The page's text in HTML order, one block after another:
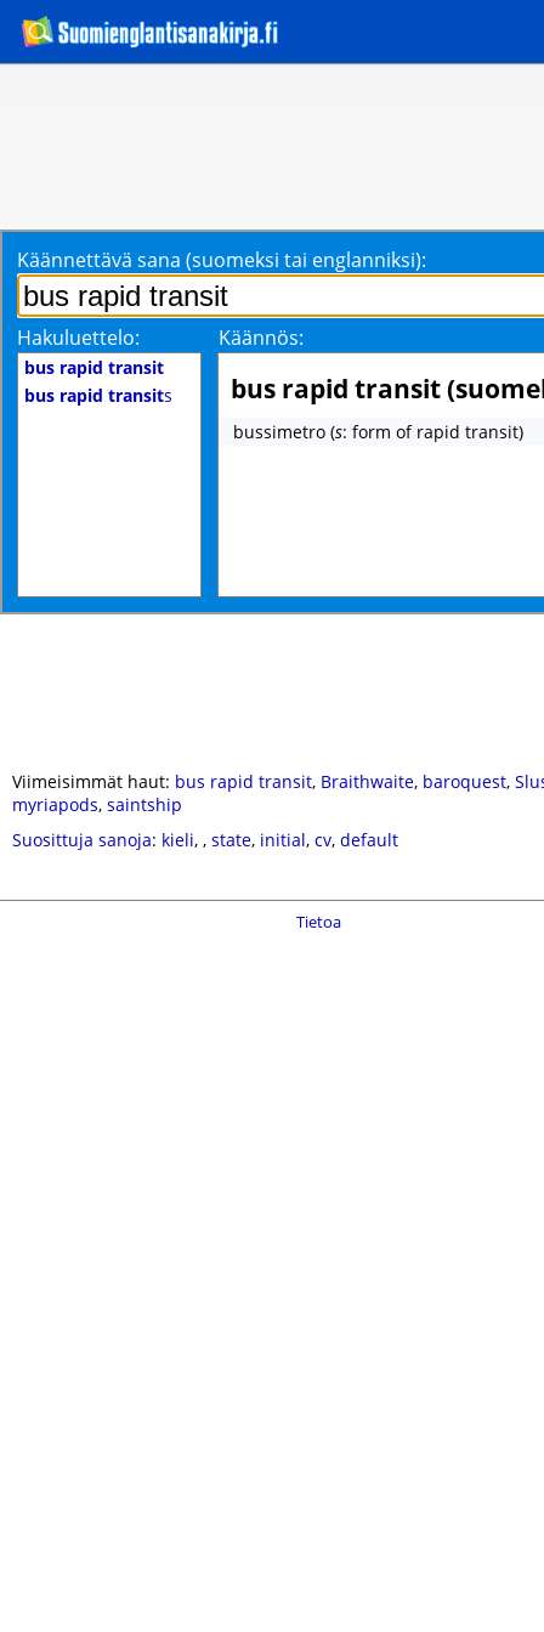
Käännettävä sana (suomeksi tai englanniksi):
Hakuluettelo: Käännös:
bus rapid transit
bus rapid transits bus rapid transit
bussimetro (s: form of rapid transit)
Viimeisimmät haut: bus rapid transit, Braithwaite, baroquest,
myriapods, saintship
Suosittuja sanoja: kieli, , state, initial, cv, default
Tietoa